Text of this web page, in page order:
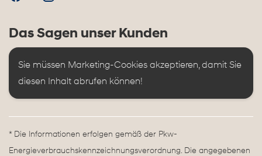
Das Sagen unser Kunden
Sie müssen Marketing-Cookies akzeptieren, damit Sie
diesen Inhalt abrufen können!
* Die Informationen erfolgen gemäß der Pkw-
Energieverbrauchskennzeichnungsverordnung. Die angegebenen